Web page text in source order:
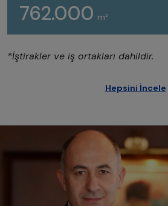
762.000 m²
*İştirakler ve iş ortakları dahildir.
Hepsini İncele